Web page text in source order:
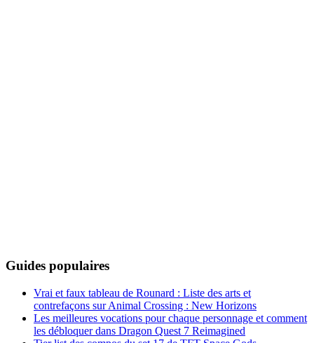
Guides populaires
Vrai et faux tableau de Rounard : Liste des arts et
contrefaçons sur Animal Crossing : New Horizons
Les meilleures vocations pour chaque personnage et comment
les débloquer dans Dragon Quest 7 Reimagined